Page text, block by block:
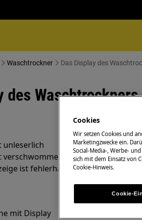
Waschtrockner Das Display des
des
unleserlich
ist fehlerhaft
mit Display
Cookies
Wir setzen Cookies und
Marketingzwecke ein.
Social-Media-, Werbe-
sich mit dem Einsatz von
Cookie-Hinweis.
Cookie-